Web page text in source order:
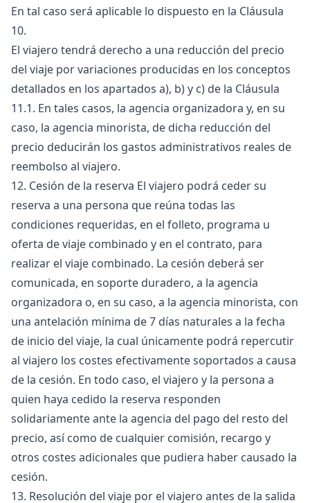
En tal caso será aplicable lo dispuesto en la Cláusula
10.
El viajero tendrá derecho a una reducción del precio
del viaje por variaciones producidas en los conceptos
detallados en los apartados a), b) y c) de la Cláusula
11.1. En tales casos, la agencia organizadora y, en su
caso, la agencia minorista, de dicha reducción del
precio deducirán los gastos administrativos reales de
reembolso al viajero.
12. Cesión de la reserva El viajero podrá ceder su
reserva a una persona que reúna todas las
condiciones requeridas, en el folleto, programa u
oferta de viaje combinado y en el contrato, para
realizar el viaje combinado. La cesión deberá ser
comunicada, en soporte duradero, a la agencia
organizadora o, en su caso, a la agencia minorista, con
una antelación mínima de 7 días naturales a la fecha
de inicio del viaje, la cual únicamente podrá repercutir
al viajero los costes efectivamente soportados a causa
de la cesión. En todo caso, el viajero y la persona a
quien haya cedido la reserva responden
solidariamente ante la agencia del pago del resto del
precio, así como de cualquier comisión, recargo y
otros costes adicionales que pudiera haber causado la
cesión.
13. Resolución del viaje por el viajero antes de la salida